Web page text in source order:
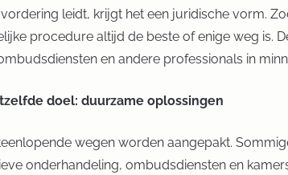
leidt, krijgt het een juridische vorm.
procedure altijd de beste of enige weg is.
en andere professionals in
doel: duurzame oplossingen
wegen worden aangepakt.
onderhandeling, ombudsdiensten en